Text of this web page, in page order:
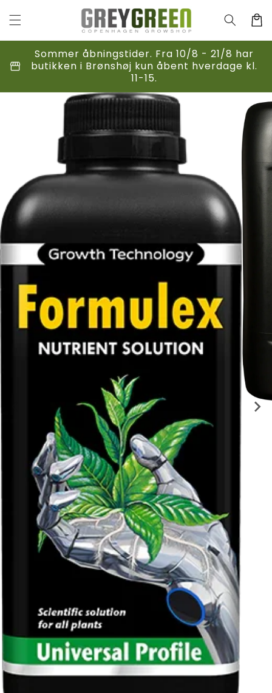
indhold
storefront
Sommer åbningstider. Fra 10/8 - 21/8 har
butikken i Brønshøj kun åbent hverdage kl.
11-15.